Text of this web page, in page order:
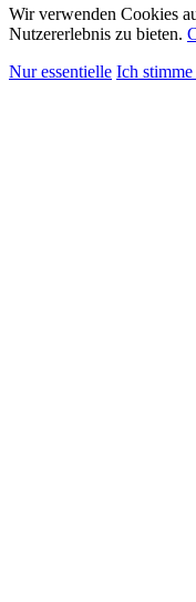
Wir verwenden Cookies
Nutzererlebnis zu bieten.
Nur essentielle Ich stimme